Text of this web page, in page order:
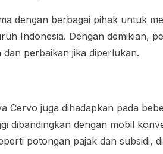
dengan berbagai pihak untuk
Indonesia. Dengan demikian,
perbaikan jika diperlukan.
Cervo juga dihadapkan pada
dibandingkan dengan mobil
potongan pajak dan subsidi,